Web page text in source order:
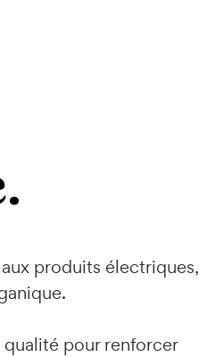
produits électriques,
pour renforcer